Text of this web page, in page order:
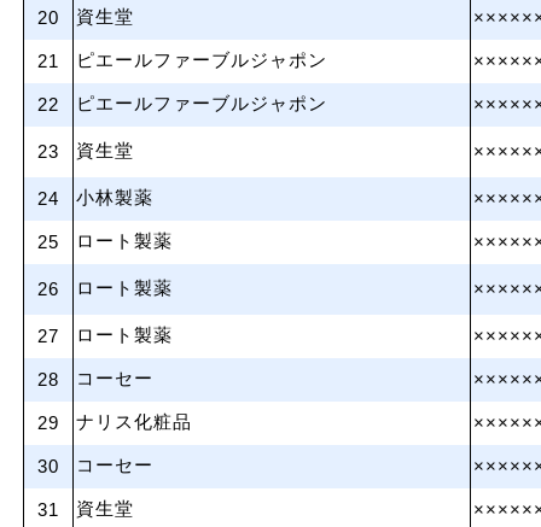
20 資生堂
21 ピエールファーブルジャポン
22 ピエールファーブルジャポン
23 資生堂
24 小林製薬
25 ロート製薬
26 ロート製薬
27 ロート製薬
28 コーセー
29 ナリス化粧品
30 コーセー
31 資生堂